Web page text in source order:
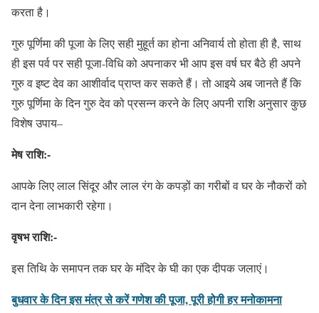
करता है।
गुरु पूर्णिमा की पूजा के लिए सही मुहूर्त का होना अनिवार्य तो होता ही है, साथ
ही इस पर्व पर सही पूजा-विधि को अपनाकर भी आप इस वर्ष घर बैठे ही अपने
गुरु व इष्ट देव का आशीर्वाद प्राप्त कर सकते हैं। तो आइये अब जानते हैं कि
गुरु पूर्णिमा के दिन गुरु देव को प्रसन्न करने के लिए अपनी राशि अनुसार कुछ
विशेष उपाय–
मेष राशि:-
आपके लिए लाल सिंदूर और लाल रंग के कपड़ों का गरीबों व घर के नौकरों को
दान देना लाभकारी रहेगा।
वृषभ राशि:-
इस तिथि के समापन तक घर के मंदिर के घी का एक दीपक जलाएं।
बुधवार के दिन इस मंत्र से करें गणेश की पूजा, पूरी होगी हर मनोकामना